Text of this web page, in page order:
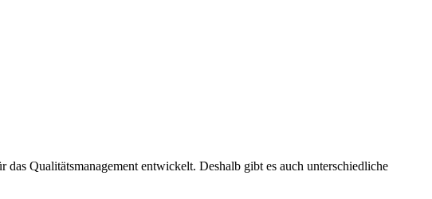
Qualitätsmanagement entwickelt. Deshalb gibt es auch unterschiedliche